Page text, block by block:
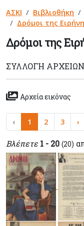
ΑΣΚΙ Βιβλιοθήκη
Δρόμοι της
Δρόμοι της
ΣΥΛΛΟΓΉ ΑΡΧΕΊΩΝ
Αρχεία εικόνας
‹ 1 2 3 ›
Βλέπετε 1 - 20 (20)